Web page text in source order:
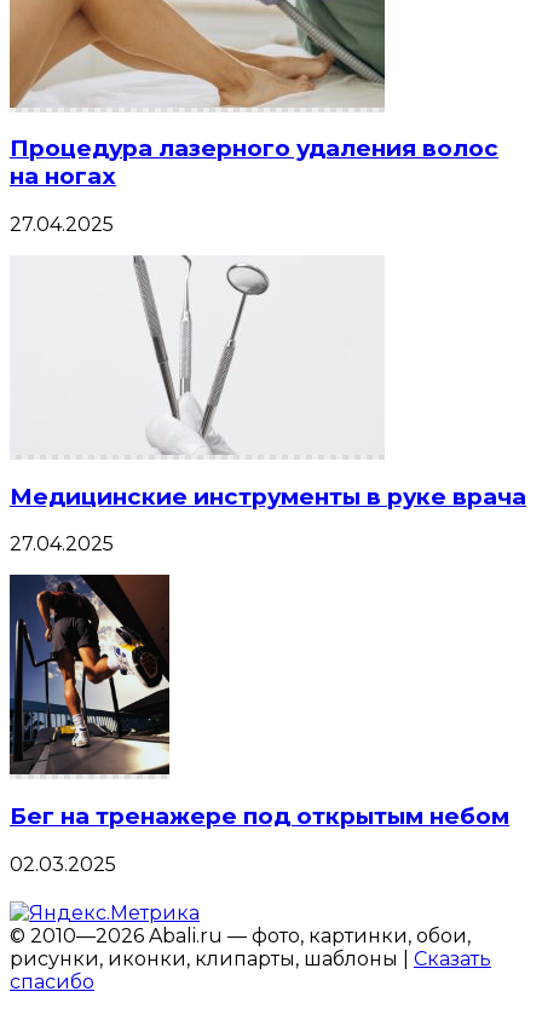
Процедура лазерного удаления волос
на ногах
27.04.2025
Медицинские инструменты в руке врача
27.04.2025
Бег на тренажере под открытым небом
02.03.2025
© 2010—2026 Abali.ru — фото, картинки, обои,
рисунки, иконки, клипарты, шаблоны | Сказать
спасибо